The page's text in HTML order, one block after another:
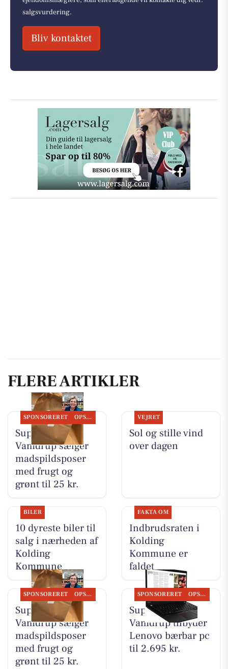
salgsvurdering.
Bliv kontaktet
FLERE ARTIKLER
SPONSORERET OPSLAGSTAVLEN
SuperBrugsen
Vamdrup sælger
madspildsposer
med frugt og
grønt til 25 kr.
VEJRET
Sol og stille vind
over dagen
BILER
10 dyreste biler til
salg i nærheden af
Kolding
Kommune
FAKTA OM
Indbrudsraten i
Kolding
Kommune er
faldet
SPONSORERET OPSLAGSTAVLEN
SuperBrugsen
Vamdrup sælger
madspildsposer
med frugt og
grønt til 25 kr.
SPONSORERET OPSLAGSTAVLEN
SuperBrugsen
Vamdrup tilbyder
Lenovo bærbar pc
til 2.695 kr.